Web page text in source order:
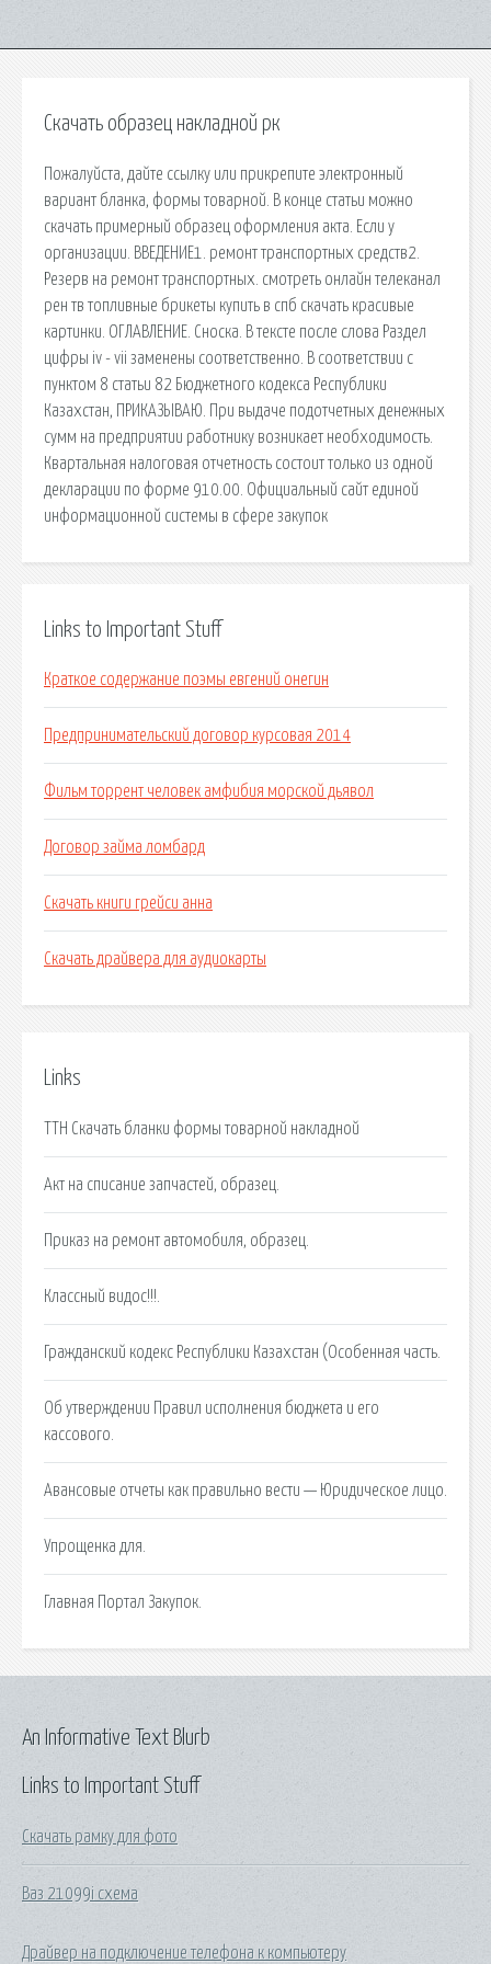
Скачать образец накладной рк
Пожалуйста, дайте ссылку или прикрепите электронный
вариант бланка, формы товарной. В конце статьи можно
скачать примерный образец оформления акта. Если у
организации. ВВЕДЕНИЕ1. ремонт транспортных средств2.
Резерв на ремонт транспортных. смотреть онлайн телеканал
рен тв топливные брикеты купить в спб скачать красивые
картинки. ОГЛАВЛЕНИЕ. Сноска. В тексте после слова Раздел
цифры iv - vii заменены соответственно. В соответствии с
пунктом 8 статьи 82 Бюджетного кодекса Республики
Казахстан, ПРИКАЗЫВАЮ. При выдаче подотчетных денежных
сумм на предприятии работнику возникает необходимость.
Квартальная налоговая отчетность состоит только из одной
декларации по форме 910.00. Официальный сайт единой
информационной системы в сфере закупок
Links to Important Stuff
Краткое содержание поэмы евгений онегин
Предпринимательский договор курсовая 2014
Фильм торрент человек амфибия морской дьявол
Договор займа ломбард
Скачать книги грейси анна
Скачать драйвера для аудиокарты
Links
ТТН Скачать бланки формы товарной накладной
Акт на списание запчастей, образец.
Приказ на ремонт автомобиля, образец.
Классный видос!!!.
Гражданский кодекс Республики Казахстан (Особенная часть.
Об утверждении Правил исполнения бюджета и его
кассового.
Авансовые отчеты как правильно вести — Юридическое лицо.
Упрощенка для.
Главная Портал Закупок.
Links to Important Stuff
Скачать рамку для фото
Ваз 21099i схема
Драйвер на подключение телефона к компьютеру
An Informative Text Blurb